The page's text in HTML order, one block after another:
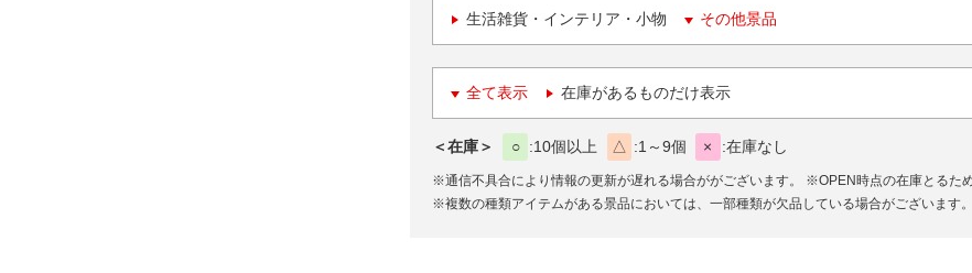
生活雑貨・インテリア・小物 その他景品
全て表示 在庫があるものだけ表示
＜在庫＞ ○ 10個以上 △ 1～9個 × 在庫なし
※通信不具合により情報の更新が遅れる場合ががございます。
※OPEN時点の在庫とるた
※複数の種類アイテムがある景品においては、一部種類が欠品している場合がございます。